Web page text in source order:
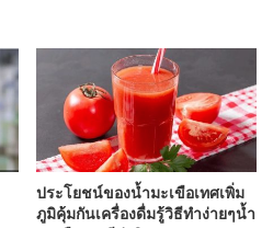
ประโยชน์ของน้ำมะเขือเทศเพิ่ม
ภูมิคุ้มกันเครื่องดื่มรู้วิธีทำง่ายๆน้ำ